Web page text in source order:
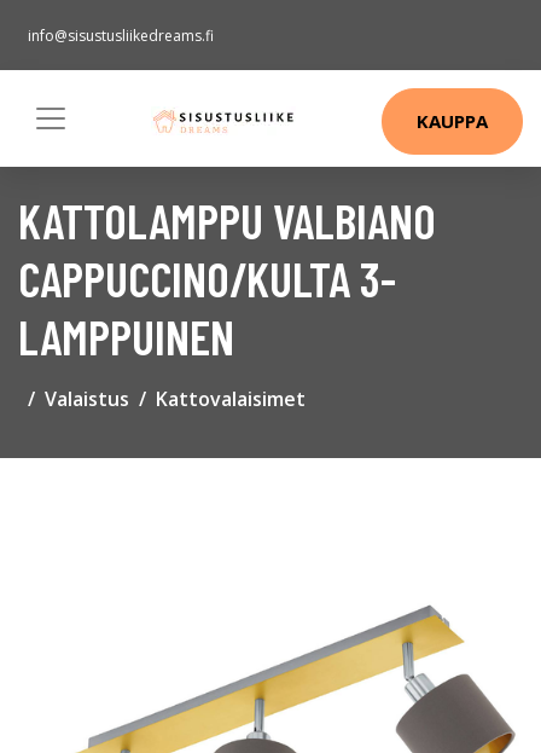
info@sisustusliikedreams.fi
KAUPPA
KATTOLAMPPU VALBIANO
CAPPUCCINO/KULTA 3-
LAMPPUINEN
Valaistus Kattovalaisimet